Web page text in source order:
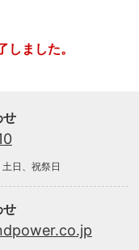
ました。
せ
日、祝祭日
せ